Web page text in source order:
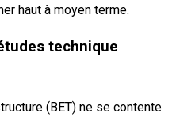
haut à moyen terme.
technique
(BET) ne se contente